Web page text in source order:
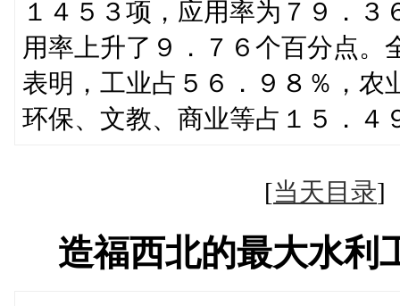
１４５３项，应用率为７９．
用率上升了９．７６个百分点。
表明，工业占５６．９８％，农
环保、文教、商业等占１５．４
[当天目录
造福西北的最大水利